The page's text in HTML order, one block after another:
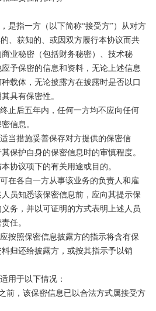
指一方（以下简称“接受方”）从对方
的、获知的、或因双方履行本协议而共
业秘密（包括财务秘密）、技术秘
予保密的信息和资料，无论上述信息
载体，无论披露方在披露时是否以口
具有保密性。
止后五年内，任何一方均不应向任何
信息。
当措施妥善保存对方提供的保密信
保护自身的保密信息时的审慎程度。
协议项下的有关用途或目的。
在各自一方从事该业务的负责人和雇
员知悉该保密信息前，应向其提示保
务，并以可证明的方式表明上述人员
任。
按照保密信息披露方的指示将含有保
归还给披露方，或按其指示予以销
用于以下情况：
，该保密信息已以合法方式属接受方